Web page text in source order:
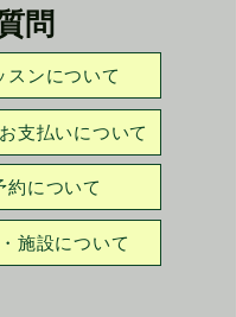
問
スンについて
支払いについて
約について
施設について